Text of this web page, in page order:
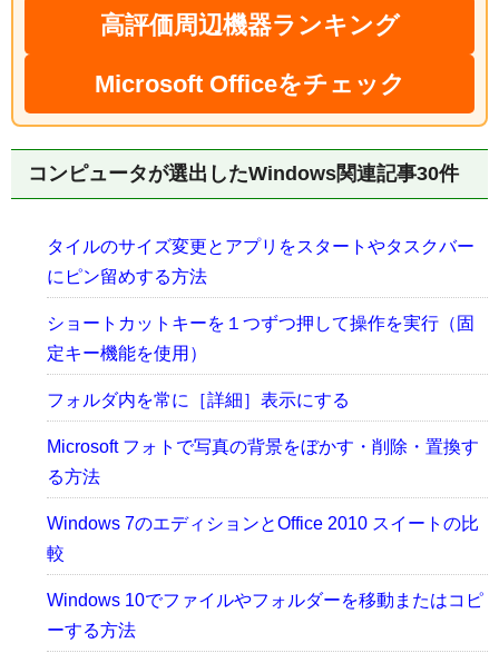
高評価周辺機器ランキング
Microsoft Officeをチェック
コンピュータが選出したWindows関連記事30件
タイルのサイズ変更とアプリをスタートやタスクバー
にピン留めする方法
ショートカットキーを１つずつ押して操作を実行（固
定キー機能を使用）
フォルダ内を常に［詳細］表示にする
Microsoft フォトで写真の背景をぼかす・削除・置換す
る方法
Windows 7のエディションとOffice 2010 スイートの比
較
Windows 10でファイルやフォルダーを移動またはコピ
ーする方法